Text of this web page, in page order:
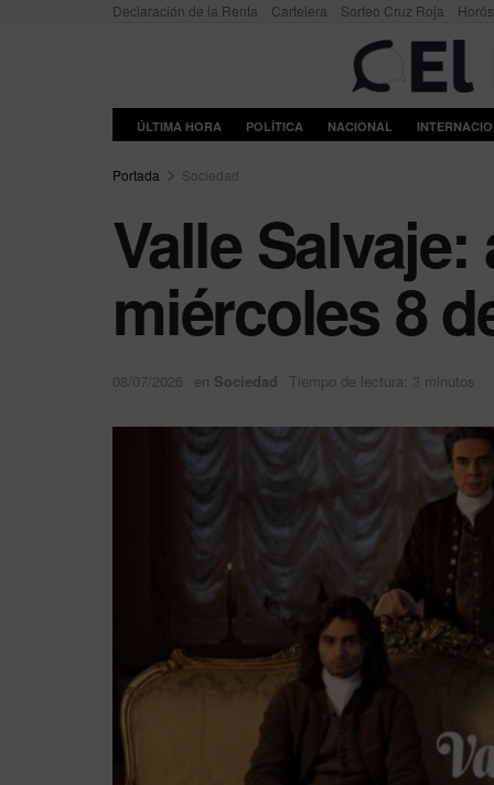
Declaración de la Renta Cartelera Sorteo Cruz Roja
ÚLTIMA HORA POLÍTICA NACIONAL
Portada Sociedad
Valle
miércoles 8
08/07/2026 en Sociedad Tiempo de lectura: 3 minutos